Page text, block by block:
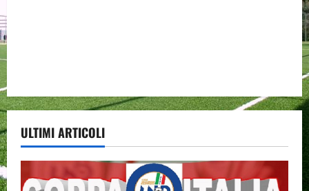
ULTIMI ARTICOLI